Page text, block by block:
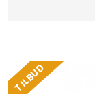
TILBUD